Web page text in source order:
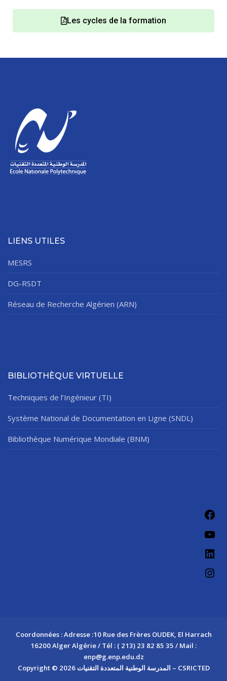
Les cycles de la formation
LIENS UTILES
MESRS
DG-RSDT
Réseau de Recherche Algérien (ARN)
BIBLIOTHÈQUE VIRTUELLE
Techniques de l’Ingénieur (TI)
Système National de Documentation en Ligne (SNDL)
Bibliothèque Numérique Mondiale (BNM)
Coordonnées : Adresse :10 Rue des Frères OUDEK, El Harrach
16200 Alger Algérie / Tél : ( 213) 23 82 85 35 / Mail :
enp@g.enp.edu.dz
Copyright © 2026 المدرسة الوطنية المتعددة التقنيات – CSRICTED